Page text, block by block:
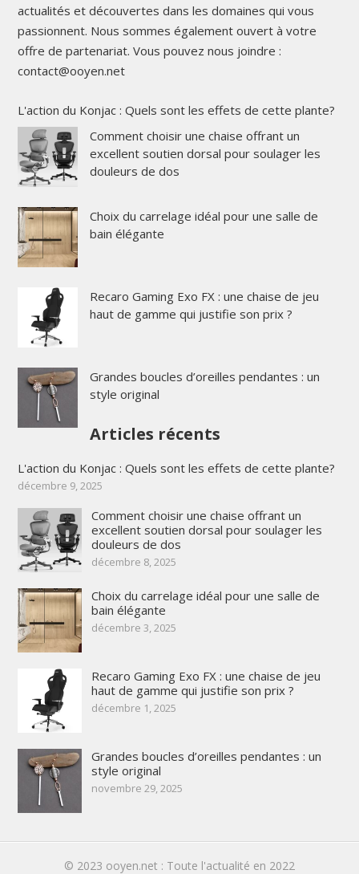
actualités et découvertes dans les domaines qui vous
passionnent. Nous sommes également ouvert à votre
offre de partenariat. Vous pouvez nous joindre :
contact@ooyen.net
L'action du Konjac : Quels sont les effets de cette plante?
Comment choisir une chaise offrant un
excellent soutien dorsal pour soulager les
douleurs de dos
Choix du carrelage idéal pour une salle de
bain élégante
Recaro Gaming Exo FX : une chaise de jeu
haut de gamme qui justifie son prix ?
Grandes boucles d’oreilles pendantes : un
style original
Articles récents
L'action du Konjac : Quels sont les effets de cette plante?
décembre 9, 2025
Comment choisir une chaise offrant un
excellent soutien dorsal pour soulager les
douleurs de dos
décembre 8, 2025
Choix du carrelage idéal pour une salle de
bain élégante
décembre 3, 2025
Recaro Gaming Exo FX : une chaise de jeu
haut de gamme qui justifie son prix ?
décembre 1, 2025
Grandes boucles d’oreilles pendantes : un
style original
novembre 29, 2025
© 2023 ooyen.net : Toute l'actualité en 2022